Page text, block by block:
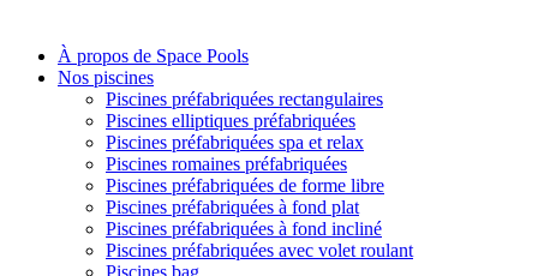
À propos de Space Pools
Nos piscines
Piscines préfabriquées rectangulaires
Piscines elliptiques préfabriquées
Piscines préfabriquées spa et relax
Piscines romaines préfabriquées
Piscines préfabriquées de forme libre
Piscines préfabriquées à fond plat
Piscines préfabriquées à fond incliné
Piscines préfabriquées avec volet roulant
Piscines bag